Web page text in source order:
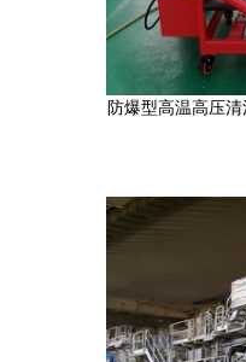
防爆型高温高压